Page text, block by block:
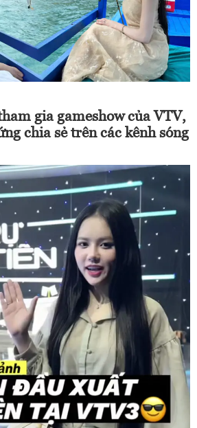
gia gameshow của VTV,
chia sẻ trên các kênh sóng